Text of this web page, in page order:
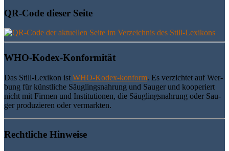
QR-Code die­ser Seite
WHO-Kodex-Kon­for­mi­tät
Das Still-Lexi­kon ist WHO-Kodex-kon­form. Es ver­zich­tet auf Wer­
bung für künst­li­che Säug­lings­nah­rung und Sau­ger und koope­riert
nicht mit Fir­men und Insti­tu­tio­nen, die Säug­lings­nah­rung oder Sau­
ger pro­du­zie­ren oder vermarkten.
Recht­li­che Hinweise